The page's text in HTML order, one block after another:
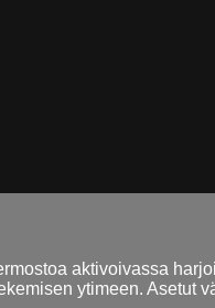
aktivoivassa
ytimeen. Asetut